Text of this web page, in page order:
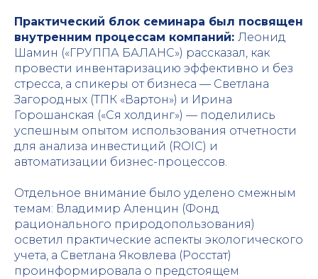
Практический блок семинара был посвящен
внутренним процессам компаний: Леонид
Шамин («ГРУППА БАЛАНС») рассказал, как
провести инвентаризацию эффективно и без
стресса, а спикеры от бизнеса — Светлана
Загородных (ТПК «Вартон») и Ирина
Горошанская («Ся холдинг») — поделились
успешным опытом использования отчетности
для анализа инвестиций (ROIC) и
автоматизации бизнес-процессов.
Отдельное внимание было уделено смежным
темам: Владимир Аленцин (Фонд
рационального природопользования)
осветил практические аспекты экологического
учета, а Светлана Яковлева (Росстат)
проинформировала о предстоящем